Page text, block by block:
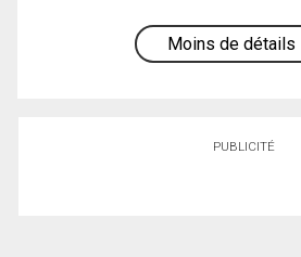
Moins de détails
PUBLICITÉ